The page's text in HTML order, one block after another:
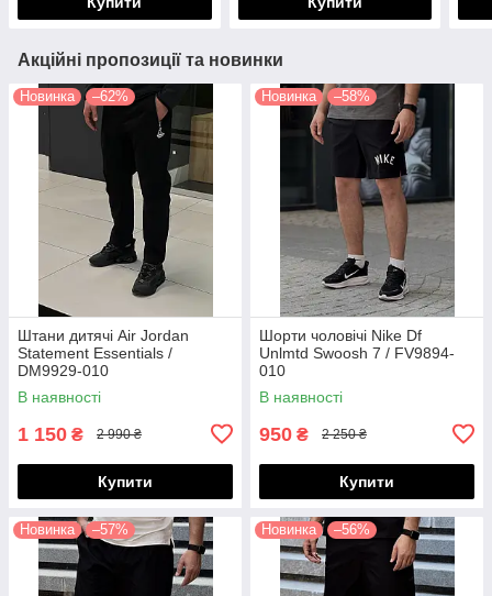
Акційні пропозиції та новинки
Новинка –62%
Штани дитячі Air Jordan
Statement Essentials /
DM9929-010
(Розміри:M,L,XL,XXL)
В наявності
1 150 ₴ 2 990 ₴
Купити
Новинка –58%
Шорти чоловічі Nike Df
Unlmtd Swoosh 7 / FV9894-
010
В наявності
950 ₴ 2 250 ₴
Купити
Новинка –57% Новинка –56%